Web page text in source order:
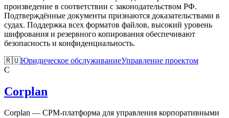
произведение в соответствии с законодательством РФ.
Подтверждённые документы признаются доказательствами в
судах. Поддержка всех форматов файлов, высокий уровень
шифрования и резервного копирования обеспечивают
безопасность и конфиденциальность.
🇷🇺Юридическое обслуживаниеУправление проектом
C
Corplan
Corplan — CPM-платформа для управления корпоративными